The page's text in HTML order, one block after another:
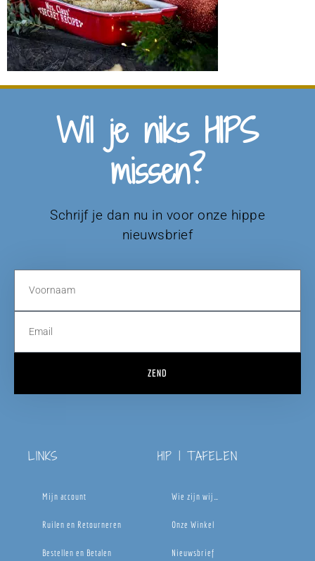
Wil je niks HIPS
missen?
Schrijf je dan nu in voor onze hippe
nieuwsbrief
ZEND
LINKS
Mijn account
Ruilen en Retourneren
Bestellen en Betalen
HIP | TAFELEN
Wie zijn wij…
Onze Winkel
Nieuwsbrief